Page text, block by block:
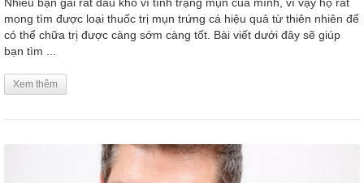
mong tìm được loại thuốc trị mụn trứng cá hiệu quả từ thiên nhiên để
có thể chữa trị được càng sớm càng tốt. Bài viết dưới đây sẽ giúp
bạn tìm ...
Xem thêm